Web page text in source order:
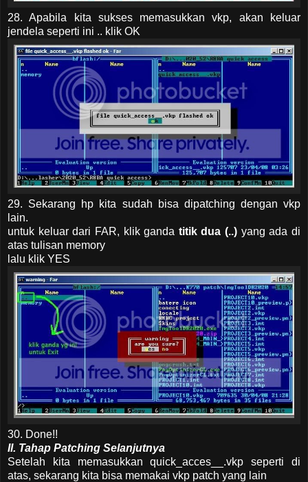
28. Apabila kita sukses memasukkan vkp, akan keluar
jendela seperti ini .. klik OK
29. Sekarang hp kita sudah bisa dipatching dengan vkp
lain.
untuk keluar dari FAR, klik ganda titik dua (..) yang ada di
atas tulisan memory
lalu klik YES
30. Done!!
II. Tahap Patching Selanjutnya
Setelah kita memasukkan quick_acces__.vkp seperti di
atas, sekarang kita bisa memakai vkp patch yang lain